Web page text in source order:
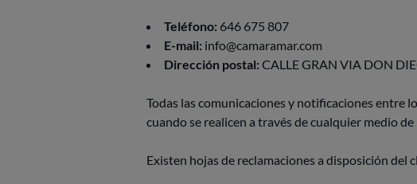
Teléfono: 646 675 807
E-mail: info@camaramar.com
Dirección postal: CALLE GRAN VIA DON
Todas las comunicaciones y notificaciones entre
cuando se realicen a través de cualquier medio
Existen hojas de reclamaciones a disposición